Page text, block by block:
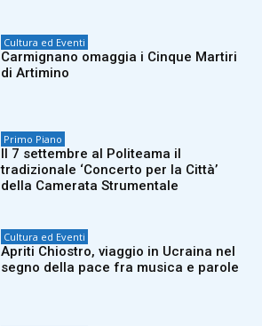
Cultura ed Eventi
Carmignano omaggia i Cinque Martiri
di Artimino
Primo Piano
Il 7 settembre al Politeama il
tradizionale ‘Concerto per la Città’
della Camerata Strumentale
Cultura ed Eventi
Apriti Chiostro, viaggio in Ucraina nel
segno della pace fra musica e parole